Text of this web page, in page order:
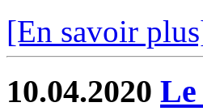
[En savoir
10.04.2020